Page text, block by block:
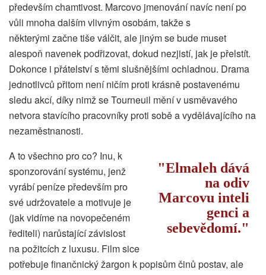
především chamtivost. Marcovo jmenování navíc není po
vůli mnoha dalším vlivným osobám, takže s
některými začne tiše válčit, ale jiným se bude muset
alespoň navenek podřizovat, dokud nezjistí, jak je přelstít.
Dokonce i přátelství s těmi slušnějšími ochladnou. Drama
jednotlivců přitom není ničím proti krásně postavenému
sledu akcí, díky nimž se Tourneuil mění v usměvavého
netvora stavícího pracovníky proti sobě a vydělávajícího na
nezaměstnanosti.
Elmaleh dává
na odiv
Marcovu inteli
genci a
sebevědomí.
A to všechno pro co? Inu, k
sponzorování systému, jenž
vyrábí peníze především pro
své udržovatele a motivuje je
(jak vidíme na novopečeném
řediteli) narůstající závislost
na požitcích z luxusu. Film sice
potřebuje finančnický žargon k popisům činů postav, ale